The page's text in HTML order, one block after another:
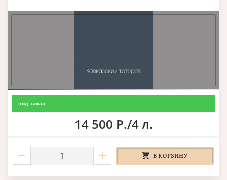
под заказ
14 500 Р./4 л.
В КОРЗИНУ